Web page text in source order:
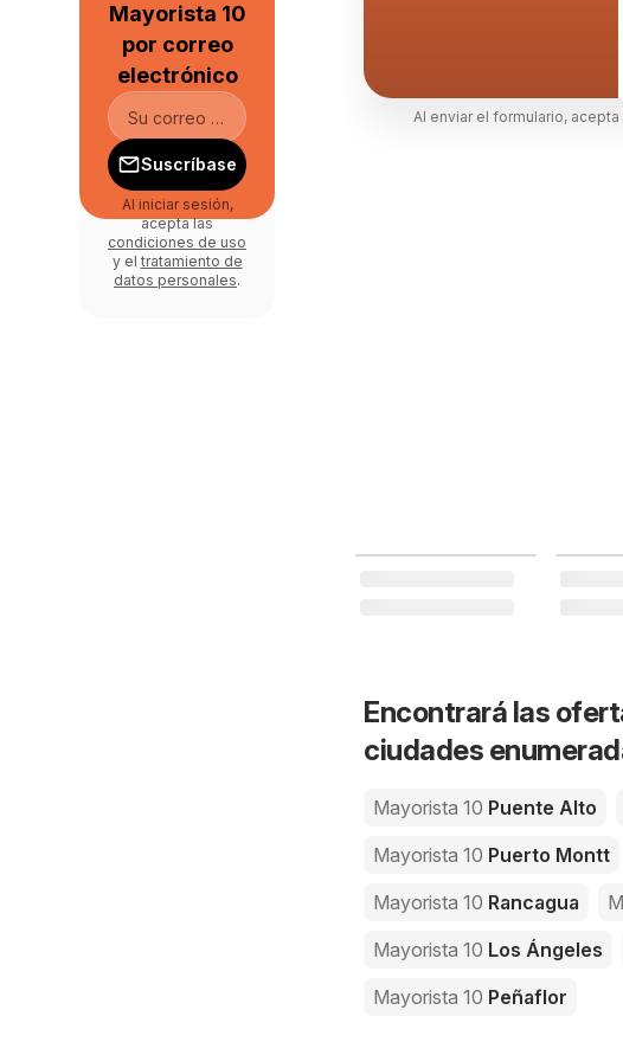
Al enviar el formulario, acepta
Encontrará las
ciudades
Mayorista 10 Puente Alto
Mayorista 10 Puerto Montt
Mayorista 10 Rancagua
Mayorista 10 Los Ángeles
Mayorista 10 Peñaflor
Mayorista 10
por correo
electrónico
Suscríbase
Al iniciar sesión,
acepta las
condiciones de uso
y el tratamiento de
datos personales.